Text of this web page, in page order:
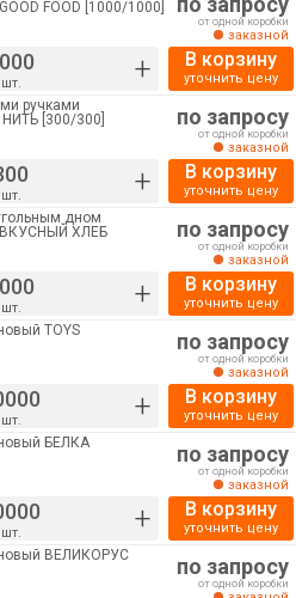
FOOD [1000/1000]
шт. +
от одной коробки
заказной
В корзину
уточнить цену
ручками
[300/300]
шт. +
по запросу
от одной коробки
заказной
В корзину
уточнить цену
дном
ВКУСНЫЙ ХЛЕБ
шт. +
по запросу
от одной коробки
заказной
В корзину
уточнить цену
TOYS
шт. +
по запросу
от одной коробки
заказной
В корзину
уточнить цену
БЕЛКА
шт. +
по запросу
от одной коробки
заказной
В корзину
уточнить цену
ВЕЛИКОРУС
по запросу
от одной коробки